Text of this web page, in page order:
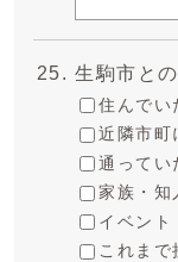
住んでい
近隣市町
通ってい
家族・知
イベント
これまで